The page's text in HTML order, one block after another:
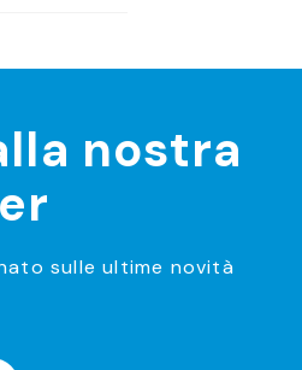
nostra
sulle ultime novità